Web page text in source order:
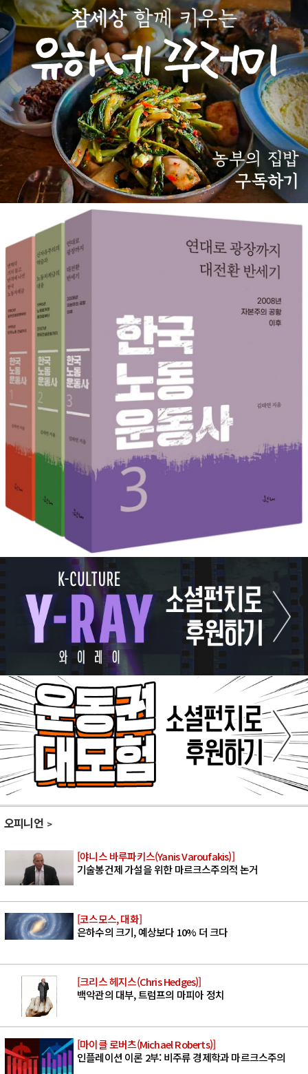
오피니언
[야니스 바루파키스(Yanis Varoufakis)]
기술봉건제 가설을 위한 마르크스주의적 논거
[코스모스, 대화]
은하수의 크기, 예상보다 10% 더 크다
[크리스 헤지스(Chris Hedges)]
백악관의 대부, 트럼프의 마피아 정치
[마이클 로버츠(Michael Roberts)]
인플레이션 이론 2부: 비주류 경제학과 마르크스주의